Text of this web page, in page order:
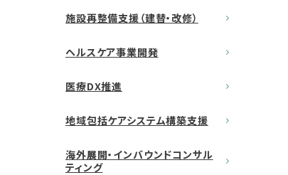
施設再整備支援（建替・改修）
ヘルスケア事業開発
医療DX推進
地域包括ケアシステム構築支援
海外展開・インバウンドコンサル
ティング